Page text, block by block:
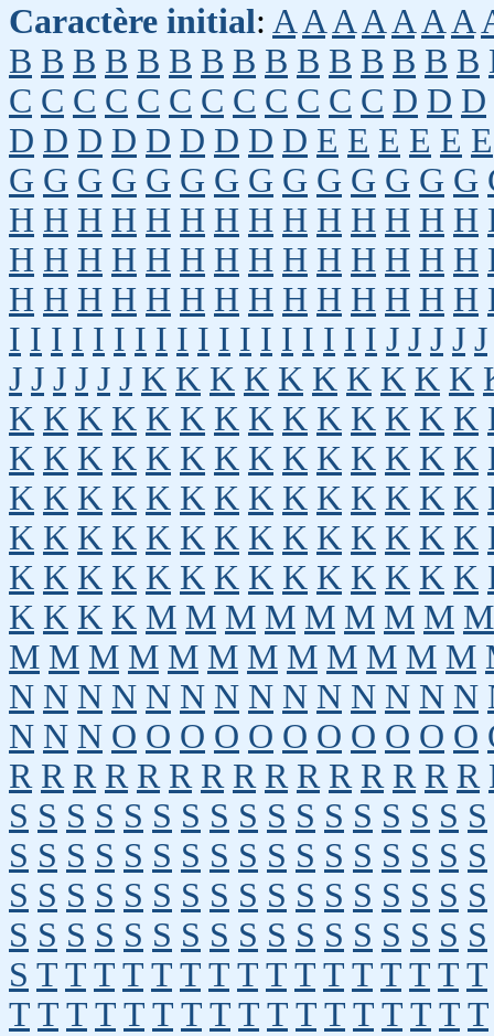
Caractère initial: A A A A A A A
B B B B B B B B B B B B B B B
C C C C C C C C C C C C D D D
D D D D D D D D D E E E E E E
G G G G G G G G G G G G G G
H H H H H H H H H H H H H H
H H H H H H H H H H H H H H
H H H H H H H H H H H H H H
I I I I I I I I I I I I I I I I I I J J J J J
J J J J J J K K K K K K K K K K
K K K K K K K K K K K K K K
K K K K K K K K K K K K K K
K K K K K K K K K K K K K K
K K K K K K K K K K K K K K
K K K K K K K K K K K K K K
K K K K M M M M M M M M M
M M M M M M M M M M M M
N N N N N N N N N N N N N N
N N N O O O O O O O O O O O
R R R R R R R R R R R R R R R
S S S S S S S S S S S S S S S S S
S S S S S S S S S S S S S S S S S
S S S S S S S S S S S S S S S S S
S S S S S S S S S S S S S S S S S
S T T T T T T T T T T T T T T T T
T T T T T T T T T T T T T T T T T